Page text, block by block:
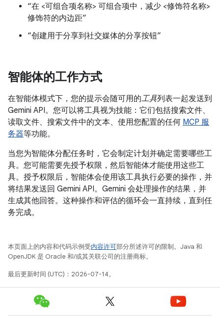
“在 <可组合项名称> 可组合项中，减少 <修饰符名称>
修饰符的内边距”
“创建用于分享到社交媒体的分享按钮”
智能体的工作方式
在智能体模式下，您的提示会随可用的工具列表一起发送到
Gemini API。您可以将工具视为技能：它们包括搜索文件、
读取文件、搜索文件中的文本、使用您配置的任何 MCP 服
务器等功能。
当您为智能体分配任务时，它会制定计划并确定需要哪些工
具。您可能需要先授予权限，然后智能体才能使用这些工
具。授予权限后，智能体会使用该工具执行必要的操作，并
将结果发送回 Gemini API。Gemini 会处理操作的结果，并
生成其他回答。这种操作和评估的循环会一直持续，直到任
务完成。
本页面上的内容和代码示例受内容许可部分所述许可的限制。Java 和
OpenJDK 是 Oracle 和/或其关联公司的注册商标。
最后更新时间 (UTC)：2026-07-14。